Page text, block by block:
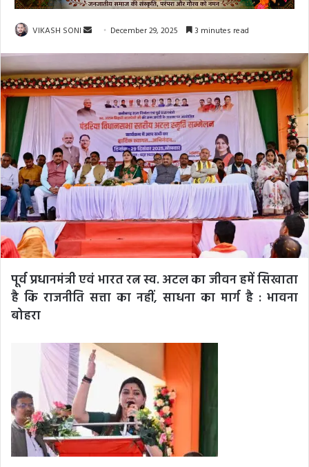
VIKASH SONI
Send
email
December 29, 2025 3 minutes read
पूर्व प्रधानमंत्री एवं भारत रत्न स्व. अटल का जीवन हमें सिखाता
है कि राजनीति सत्ता का नहीं, साधना का मार्ग है : भावना
बोहरा